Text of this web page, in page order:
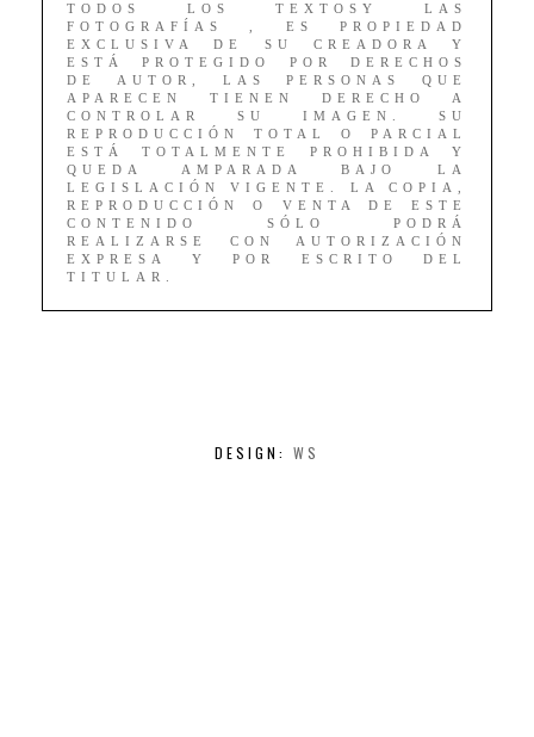
TODOS LOS TEXTOSY LAS
FOTOGRAFÍAS , ES PROPIEDAD
EXCLUSIVA DE SU CREADORA Y
ESTÁ PROTEGIDO POR DERECHOS
DE AUTOR, LAS PERSONAS QUE
APARECEN TIENEN DERECHO A
CONTROLAR SU IMAGEN. SU
REPRODUCCIÓN TOTAL O PARCIAL
ESTÁ TOTALMENTE PROHIBIDA Y
QUEDA AMPARADA BAJO LA
LEGISLACIÓN VIGENTE. LA COPIA,
REPRODUCCIÓN O VENTA DE ESTE
CONTENIDO SÓLO PODRÁ
REALIZARSE CON AUTORIZACIÓN
EXPRESA Y POR ESCRITO DEL
TITULAR.
DESIGN: WS